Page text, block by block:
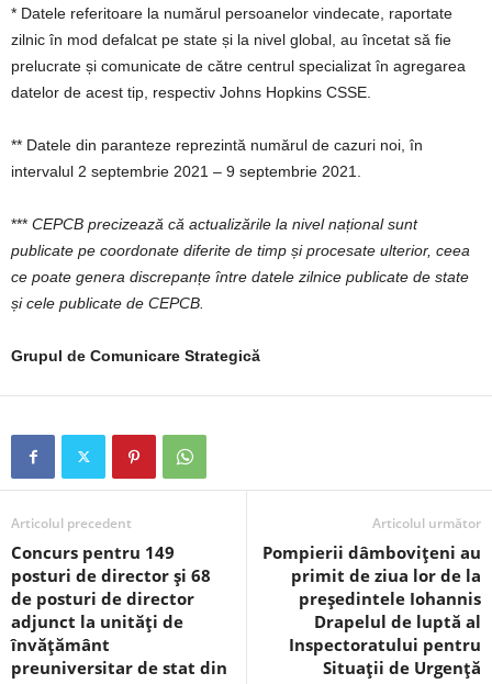
* Datele referitoare la numărul persoanelor vindecate, raportate
zilnic în mod defalcat pe state și la nivel global, au încetat să fie
prelucrate și comunicate de către centrul specializat în agregarea
datelor de acest tip, respectiv Johns Hopkins CSSE.
** Datele din paranteze reprezintă numărul de cazuri noi, în
intervalul 2 septembrie 2021 – 9 septembrie 2021.
*** CEPCB precizează că actualizările la nivel național sunt
publicate pe coordonate diferite de timp și procesate ulterior, ceea
ce poate genera discrepanțe între datele zilnice publicate de state
și cele publicate de CEPCB.
Grupul de Comunicare Strategică
Articolul precedent
Concurs pentru 149
posturi de director și 68
de posturi de director
adjunct la unități de
învățământ
preuniversitar de stat din
Articolul următor
Pompierii dâmbovițeni au
primit de ziua lor de la
președintele Iohannis
Drapelul de luptă al
Inspectoratului pentru
Situații de Urgență